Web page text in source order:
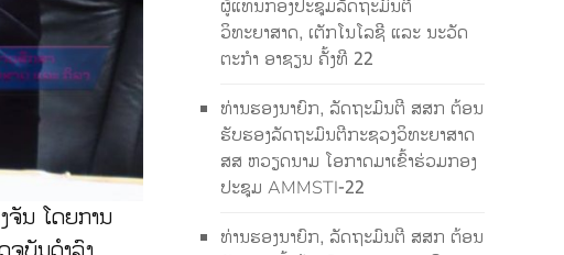
ນ ໂດຍການ
ຜູ້ແທນກອງປະຊຸມລັດຖະມົນຕີ
ວິທະຍາສາດ, ເຕັກໂນໂລຊີ ແລະ ນະວັດ
ຕະກໍາ ອາຊຽນ ຄັ້ງທີ 22
ທ່ານຮອງນາຍົກ, ລັດຖະມົນຕີ ສສກ ຕ້ອນ
ຮັບຮອງລັດຖະມົນຕີກະຊວງວິທະຍາສາດ
ສສ ຫວຽດນາມ ໂອກາດມາເຂົ້າຮ່ວມກອງ
ປະຊຸມ AMMSTI-22
ທ່ານຮອງນາຍົກ, ລັດຖະມົນຕີ ສສກ ຕ້ອນ